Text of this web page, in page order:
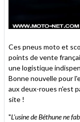
Ces pneus moto et
points de vente
une logistique
Bonne nouvelle pour
aux deux-roues n'est
site !
"L'usine de Béthune ne